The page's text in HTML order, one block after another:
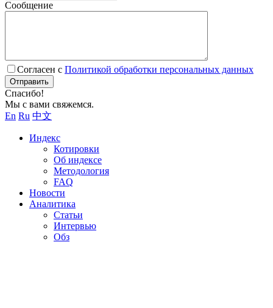
Сообщение
Согласен с Политикой обработки персональных данных
Отправить
Спасибо!
Мы с вами свяжемся.
En Ru 中文
Индекс
Котировки
Об индексе
Методология
FAQ
Новости
Аналитика
Статьи
Интервью
Обз